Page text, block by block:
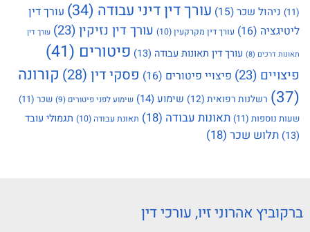
(11)
ניהול שכר(15) עורך דין דיני עבודה (34)
עורך דין
ליטיגציה (16) עורך דין מקרקעין(10) עורך דין נזיקין(23) עורך דין
תאונות דרכים (8) עורך דין תאונות עבודה (13) פיטורים (41)
פיצויים (23) פיצויי פיטורים (16) פסקי דין (28)
קורונה
(37)
רשלנות רפואית (12) שימוע(14) שימוע לפני פיטורים (9) שכר (11)
שעות נוספות (11) תאונות עבודה (18) תאונת עבודה (10)
תגמולי עובד
(13)
תלוש שכר (18)
ברקוביץ אהרוני זיו, עורכי דין